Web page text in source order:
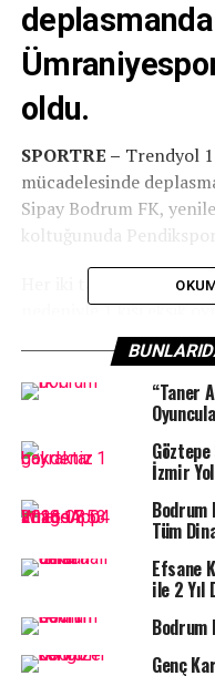
oldu.
SPORTRE – Trendyol
mücadelesinde
Sipay Bodrum FK,
koltuğunuda
Her iki takım da
nedeniyle 1 kişi eksik
girdiği pozisyonlardan
2’nci yarısında
FK, gol
Ümraniyespor bulduğu
kalan dakikalarında
ekip sahadan 1-0 mağlup
Diğer taraftan aldığı
tamamlayan Bodrum
“Taner
İzmir
Bodrum
Tüm
Efsane
ile 2 Yıl
Bodrum
Genç